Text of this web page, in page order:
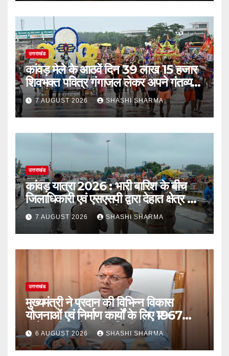
उत्तराखंड
कांवड़ मेले के आठवें दिन 39 लाख 15 हजार
शिवभक्त पवित्र गंगाजल लेकर अपने गंतव्य
की ओर हुए रवाना
7 AUGUST 2026 SHASHI SHARMA
उत्तराखंड
कांवड़ यात्रा 2026 : भारी बारिश के बीच
जिलाधिकारी एवं एसएसपी द्वारा देहात क्षेत्र का
भ्रमण, सुरक्षा व्यवस्थाओं का लिया जायजा
7 AUGUST 2026 SHASHI SHARMA
उत्तराखंड
मुख्यमंत्री ने प्रदान की विभिन्न विकास
योजनाओं एवं निर्माण कार्यों के लिए ₹1967
करोड़ की वित्तीय स्वीकृति
6 AUGUST 2026 SHASHI SHARMA